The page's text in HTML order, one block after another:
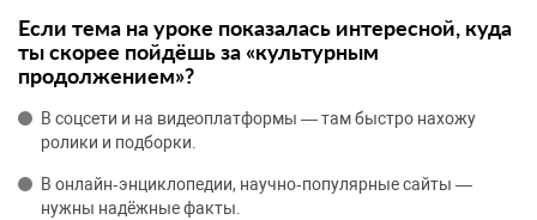
Если тема на уроке показалась интересной, куда
ты скорее пойдёшь за «культурным
продолжением»?
В соцсети и на видеоплатформы — там быстро нахожу
ролики и подборки.
В онлайн‑энциклопедии, научно‑популярные сайты —
нужны надёжные факты.